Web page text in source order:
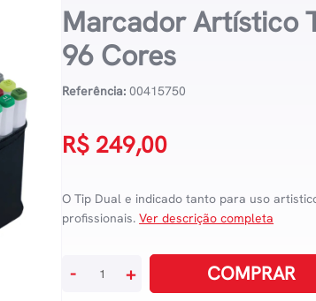
Marcador Artístico
96 Cores
Referência: 00415750
R$ 249,00
O Tip Dual e indicado tanto para uso
profissionais.Ver descrição completa
- + COMPRAR